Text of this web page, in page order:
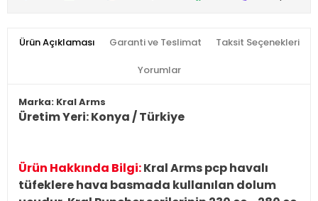
Ürün Açıklaması Garanti ve Teslimat Taksit Seçenekleri
Yorumlar
Marka: Kral Arms
Üretim Yeri: Konya / Türkiye
Ürün Hakkında Bilgi:Kral Arms pcp havalı
tüfeklere hava basmada kullanılan dolum